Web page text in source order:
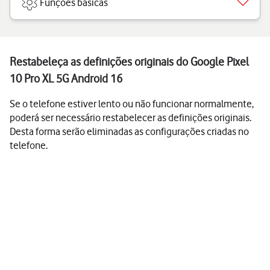
Funções básicas
Restabeleça as definições originais do Google Pixel
10 Pro XL 5G Android 16
Se o telefone estiver lento ou não funcionar normalmente,
poderá ser necessário restabelecer as definições originais.
Desta forma serão eliminadas as configurações criadas no
telefone.